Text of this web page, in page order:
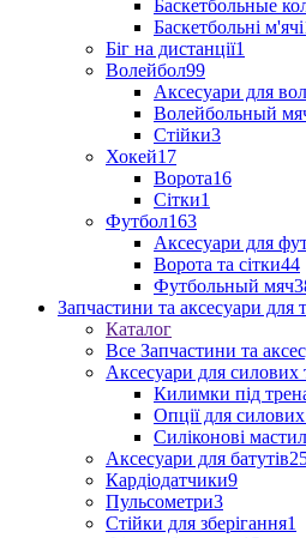
Баскетбольные
Баскетбольні м'ячі
Біг на дистанції1
Волейбол99
Аксесуари для
Волейбольный
Стійки3
Хокей17
Ворота16
Сітки1
Футбол163
Аксесуари для
Ворота та сітки44
Футбольный мяч
Запчастини та аксесуари для
Каталог
Все Запчастини та
Аксесуари для силових
Килимки під
Опції для
Силіконові
Аксесуари для батутів
Кардіодатчики9
Пульсометри3
Стійки для зберігання1